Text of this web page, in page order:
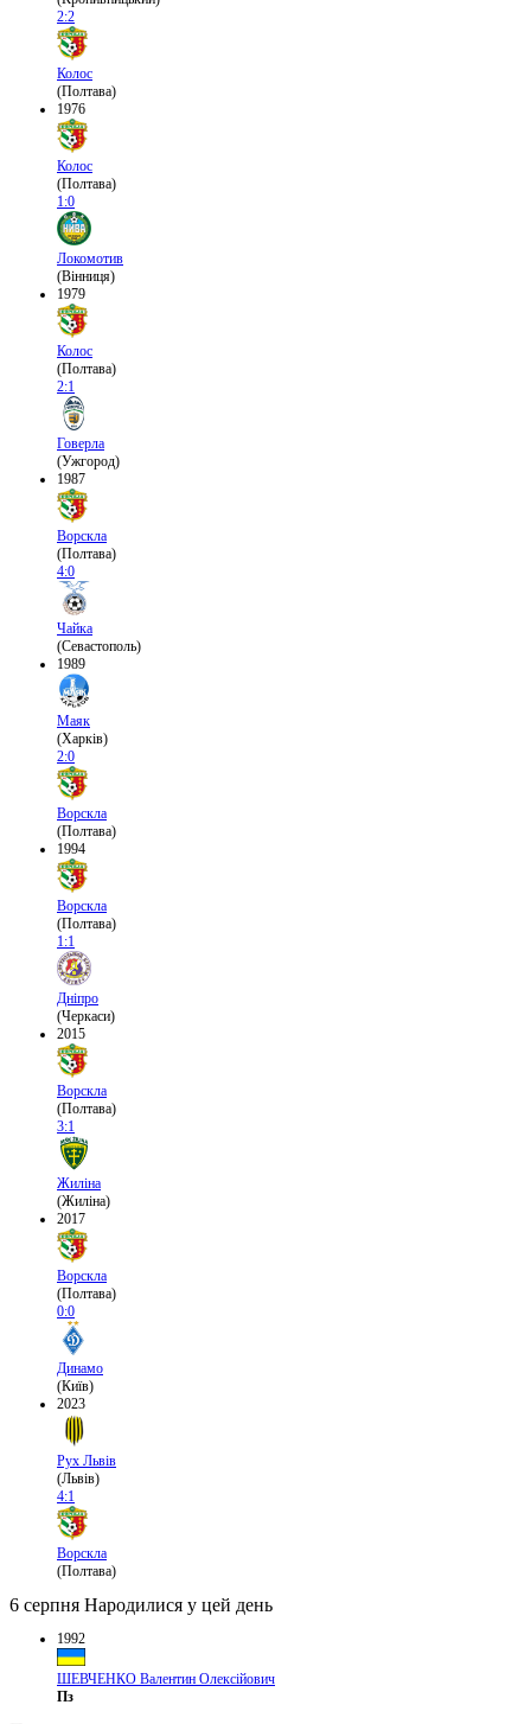
2:2
Колос
(Полтава)
1976
Колос
(Полтава)
1:0
Локомотив
(Вінниця)
1979
Колос
(Полтава)
2:1
Говерла
(Ужгород)
1987
Ворскла
(Полтава)
4:0
Чайка
(Севастополь)
1989
Маяк
(Харків)
2:0
Ворскла
(Полтава)
1994
Ворскла
(Полтава)
1:1
Дніпро
(Черкаси)
2015
Ворскла
(Полтава)
3:1
Жиліна
(Жиліна)
2017
Ворскла
(Полтава)
0:0
Динамо
(Київ)
2023
Рух Львів
(Львів)
4:1
Ворскла
(Полтава)
6 серпня Народилися у цей день
1992
ШЕВЧЕНКО Валентин Олексійович
Пз